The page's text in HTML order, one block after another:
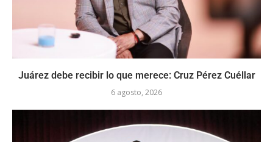
Juárez debe recibir lo que merece: Cruz Pérez Cuéllar
6 agosto, 2026